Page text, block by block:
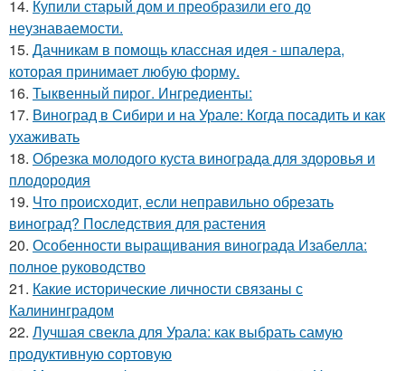
14. Купили старый дом и преобразили его до
неузнаваемости.
15. Дачникам в помощь классная идея - шпалера,
которая принимает любую форму.
16. Тыквенный пирог. Ингредиенты:
17. Виноград в Сибири и на Урале: Когда посадить и как
ухаживать
18. Обрезка молодого куста винограда для здоровья и
плодородия
19. Что происходит, если неправильно обрезать
виноград? Последствия для растения
20. Особенности выращивания винограда Изабелла:
полное руководство
21. Какие исторические личности связаны с
Калининградом
22. Лучшая свекла для Урала: как выбрать самую
продуктивную сортовую